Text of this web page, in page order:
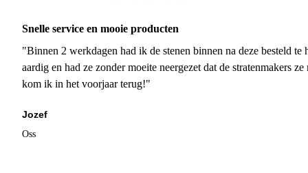
Snelle service en mooie producten
"Binnen 2 werkdagen had ik de stenen binnen na deze besteld
aardig en had ze zonder moeite neergezet dat de stratenmakers
kom ik in het voorjaar terug!"
Jozef
Oss